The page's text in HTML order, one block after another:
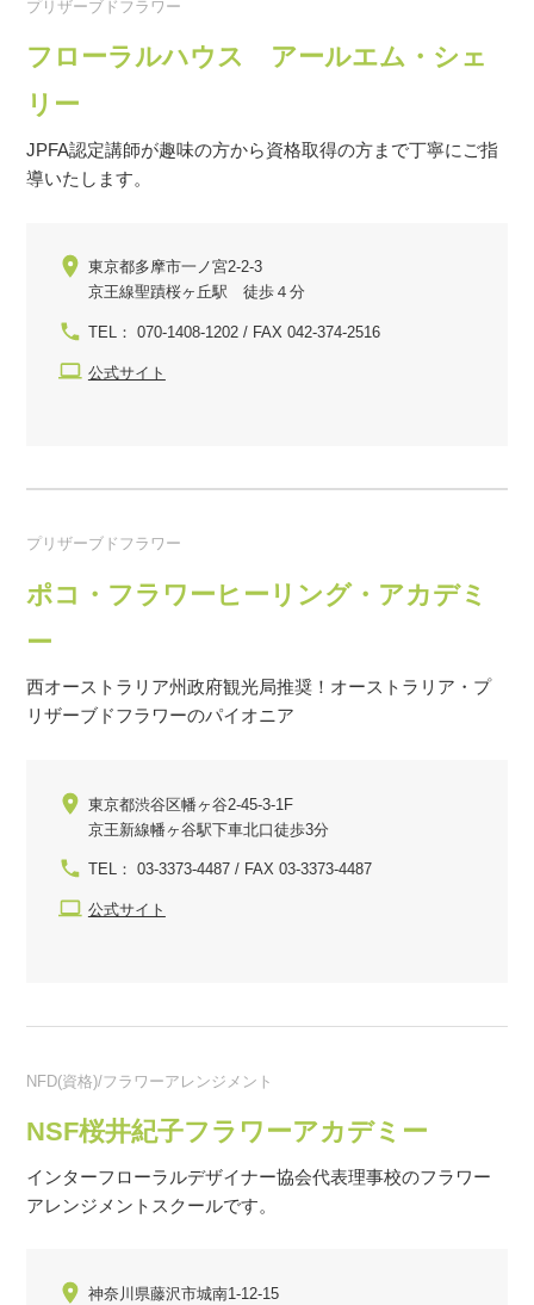
プリザーブドフラワー
フローラルハウス アールエム・シェ
リー
JPFA認定講師が趣味の方から資格取得の方まで丁寧にご指
導いたします。
東京都多摩市一ノ宮2-2-3
京王線聖蹟桜ヶ丘駅 徒歩４分
TEL： 070-1408-1202 / FAX 042-374-2516
公式サイト
プリザーブドフラワー
ポコ・フラワーヒーリング・アカデミ
ー
西オーストラリア州政府観光局推奨！オーストラリア・プ
リザーブドフラワーのパイオニア
東京都渋谷区幡ヶ谷2-45-3-1F
京王新線幡ヶ谷駅下車北口徒歩3分
TEL： 03-3373-4487 / FAX 03-3373-4487
公式サイト
NFD(資格)/フラワーアレンジメント
NSF桜井紀子フラワーアカデミー
インターフローラルデザイナー協会代表理事校のフラワー
アレンジメントスクールです。
神奈川県藤沢市城南1-12-15